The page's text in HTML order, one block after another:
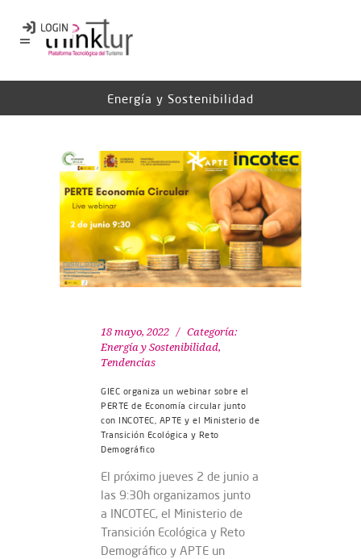
Energía y Sostenibilidad
18 mayo, 2022
Categoría:
Energía y Sostenibilidad,
Tendencias
GIEC organiza un webinar sobre el
PERTE de Economía circular junto
con INCOTEC, APTE y el Ministerio de
Transición Ecológica y Reto
Demográfico
El próximo jueves 2 de junio a
las 9:30h organizamos junto
a INCOTEC, el Ministerio de
Transición Ecológica y Reto
Demográfico y APTE un